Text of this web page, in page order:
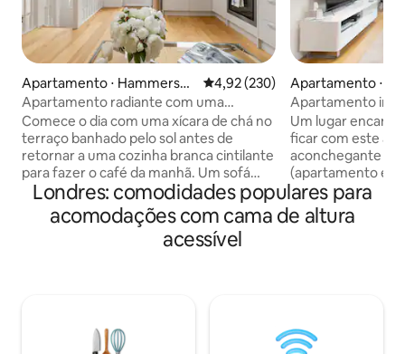
Apartamento ⋅ Hammersmi
th e Fulham
4,92 de uma avaliação média de
4,92 (230)
Apartamento radiante com uma
varanda encantadora no terraço
Comece o dia com uma xícara de chá no
terraço banhado pelo sol antes de
retornar a uma cozinha branca cintilante
para fazer o café da manhã. Um sofá
confortável oferece um local
encantador para ler um livro dentro
deste apartamento revigorante em um
encantador edifício georgiano. Este
versátil a todo o centro de Londres. Uma
sala de recepção iluminada e arejada
Apartamento ⋅
wn North
Apartamento
perto de Canary
Um lugar
ficar com este
aconchegante e
(apartamento
Fi) com varanda
configurações
Localização do
próxima é
Tube e
Londres: comodidades populares para
acomodações com cama de altura
acessível